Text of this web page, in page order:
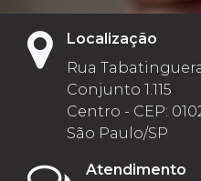
Localização
Rua
Conjunto 1.115
Centro - CEP:
São Paulo/SP
Atendimento